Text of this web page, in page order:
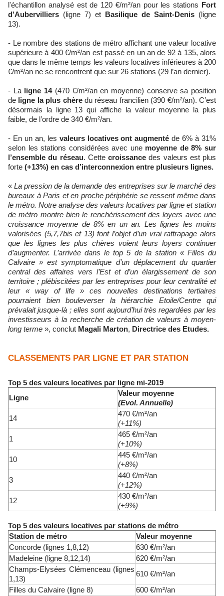
l'échantillon analysé est de 120 €/m²/an pour les stations Fort
d'Aubervilliers (ligne 7) et Basilique de Saint-Denis (ligne
13).
- Le nombre des stations de métro affichant une valeur locative
supérieure à 400 €/m²/an est passé en un an de 92 à 135, alors
que dans le même temps les valeurs locatives inférieures à 200
€/m²/an ne se rencontrent que sur 26 stations (29 l’an dernier).
- La ligne 14(470 €/m²/an en moyenne) conserve sa position
de ligne la plus chèredu réseau francilien (390 €/m²/an). C’est
désormais la ligne 13 qui affiche la valeur moyenne la plus
faible, de l’ordre de 340 €/m²/an.
- En un an, les valeurs locatives ont augmenté de 6% à 31%
selon les stations considérées avec une moyenne de 8% sur
l’ensemble du réseau. Cette croissance des valeurs est plus
forte (+13%) en cas d’interconnexion entre plusieurs lignes.
«La pression de la demande des entreprises sur le marché des
bureaux à Paris et en proche périphérie se ressent même dans
le métro. Notre analyse des valeurs locatives par ligne et station
de métro montre bien le renchérissement des loyers avec une
croissance moyenne de 8% en un an. Les lignes les moins
valorisées (5,7,7bis et 13) font l’objet d’un vrai rattrapage alors
que les lignes les plus chères voient leurs loyers continuer
d’augmenter. L’arrivée dans le top 5 de la station « Filles du
Calvaire » est symptomatique d’un déplacement du quartier
central des affaires vers l’Est et d’un élargissement de son
territoire ; plébiscitées par les entreprises pour leur centralité et
leur « way of life » ces nouvelles destinations tertiaires
pourraient bien bouleverser la hiérarchie Etoile/Centre qui
prévalait jusque-là ; elles sont aujourd’hui très regardées par les
investisseurs à la recherche de création de valeurs à moyen-
long terme », conclut Magali Marton, Directrice des Etudes.
CLASSEMENTS PAR LIGNE ET PAR STATION
Top 5 des valeurs locatives par ligne mi-2019
Ligne
Valeur moyenne
(Evol. Annuelle)
14
470 €/m²/an
(+11%)
1
465 €/m²/an
(+10%)
10
445 €/m²/an
(+8%)
3
440 €/m²/an
(+12%)
12
430 €/m²/an
(+9%)
Top 5 des valeurs locatives par stations de métro
Station de métro
Valeur moyenne
Concorde (lignes 1,8,12)
630 €/m²/an
Madeleine (ligne 8,12,14)
620 €/m²/an
Champs-Elysées Clémenceau (lignes
1,13)
610 €/m²/an
Filles du Calvaire (ligne 8)
600 €/m²/an